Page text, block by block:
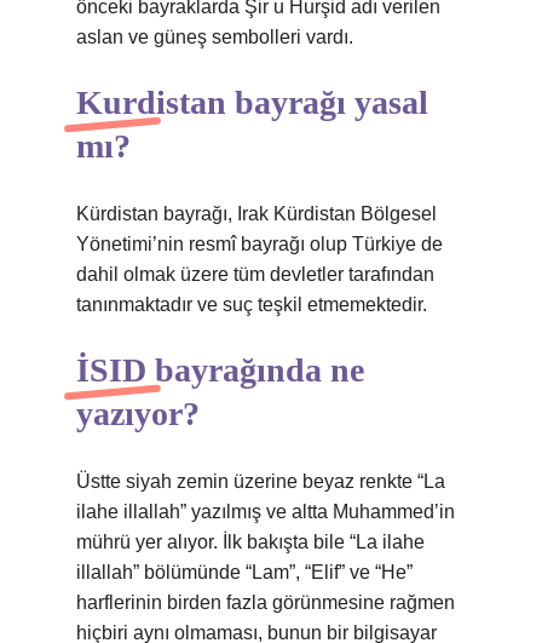
önceki bayraklarda Şir u Hurşid adı verilen
aslan ve güneş sembolleri vardı.
Kurdistan bayrağı yasal
mı?
Kürdistan bayrağı, Irak Kürdistan Bölgesel
Yönetimi’nin resmî bayrağı olup Türkiye de
dahil olmak üzere tüm devletler tarafından
tanınmaktadır ve suç teşkil etmemektedir.
İSID bayrağında ne
yazıyor?
Üstte siyah zemin üzerine beyaz renkte “La
ilahe illallah” yazılmış ve altta Muhammed’in
mührü yer alıyor. İlk bakışta bile “La ilahe
illallah” bölümünde “Lam”, “Elif” ve “He”
harflerinin birden fazla görünmesine rağmen
hiçbiri aynı olmaması, bunun bir bilgisayar